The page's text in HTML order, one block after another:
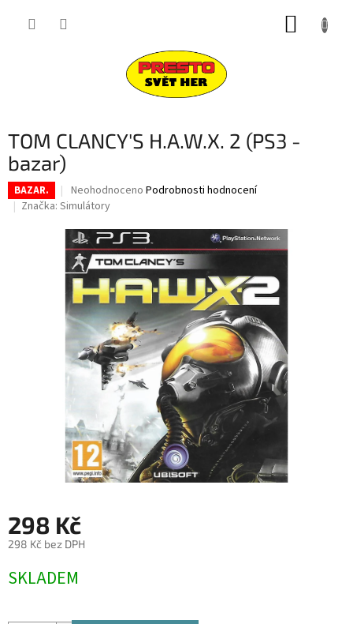
TOM CLANCY'S H.A.W.X. 2 (PS3 -
bazar)
BAZAR.
Průměrné
hodnocení
je
0,0
z
5
hvězdiček.
Neohodnoceno Podrobnosti hodnocení
Značka: Simulátory
298 Kč
298 Kč bez DPH
cena:
SKLADEM